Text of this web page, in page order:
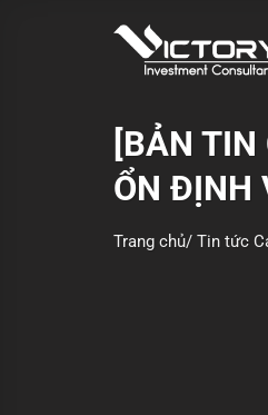
[BẢN
ỔN ĐỊNH
Trang chủ/ Tin tức